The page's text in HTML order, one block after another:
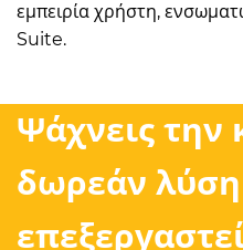
εμπειρία χρήστη,
Suite.
Ψάχνεις την
δωρεάν λύση